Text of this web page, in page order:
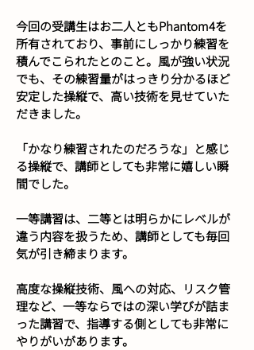
今回の受講生はお二人ともPhantom4を
所有されており、事前にしっかり練習を
積んでこられたとのこと。風が強い状況
でも、その練習量がはっきり分かるほど
安定した操縦で、高い技術を見せていた
だきました。
「かなり練習されたのだろうな」と感じ
る操縦で、講師としても非常に嬉しい瞬
間でした。
一等講習は、二等とは明らかにレベルが
違う内容を扱うため、講師としても毎回
気が引き締まります。
高度な操縦技術、風への対応、リスク管
理など、一等ならではの深い学びが詰ま
った講習で、指導する側としても非常に
やりがいがあります。